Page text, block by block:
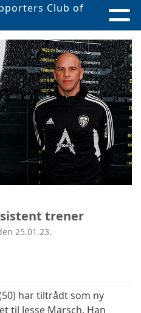
Club of
trener
25.01.23.
har tiltrådt som ny
til Jesse Marsch. Han